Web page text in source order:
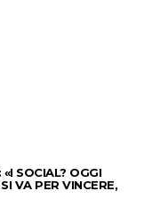
SOCIAL? OGGI
VA PER VINCERE,